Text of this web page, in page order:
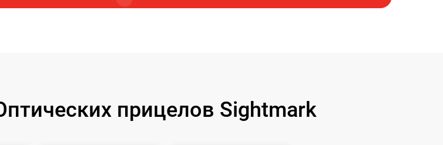
прицелов Sightmark